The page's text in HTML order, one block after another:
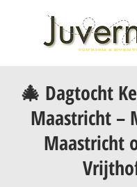
🎄 Dagtocht
Maastricht –
Maastricht